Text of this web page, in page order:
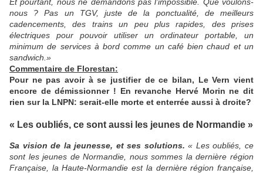
nous ? Pas un TGV, juste de la ponctualité, de meilleurs
cadencements, des trains un peu plus rapides, des prises
électriques pour pouvoir utiliser un ordinateur portable, un
minimum de services à bord comme un café bien chaud et un
sandwich.»
Commentaire de Florestan:
Pour ne pas avoir à se justifier de ce bilan, Le Vern vient
encore de démissionner ! En revanche Hervé Morin ne dit
rien sur la LNPN: serait-elle morte et enterrée aussi à droite?
« Les oubliés, ce sont aussi les jeunes de Normandie »
Sa vision de la jeunesse, et ses solutions.« Les oubliés, ce
sont les jeunes de Normandie, nous sommes la dernière région
Française, la Haute-Normandie est la dernière région française,